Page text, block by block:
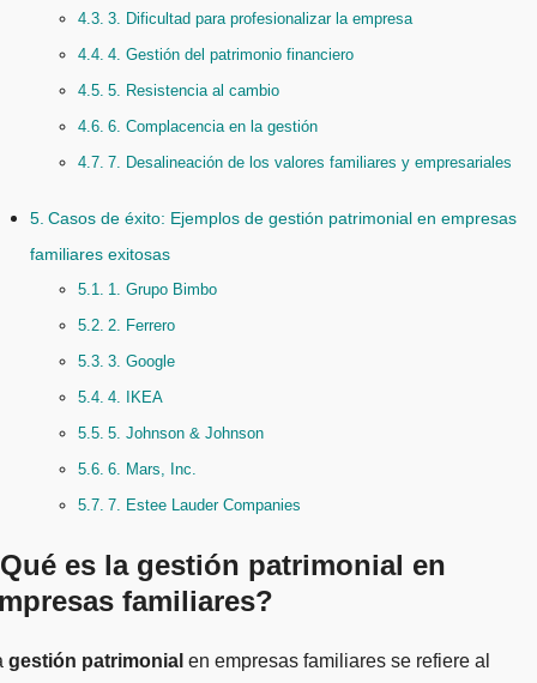
3. Dificultad para profesionalizar la empresa
4. Gestión del patrimonio financiero
5. Resistencia al cambio
6. Complacencia en la gestión
7. Desalineación de los valores familiares y empresariales
Casos de éxito: Ejemplos de gestión patrimonial en empresas
familiares exitosas
1. Grupo Bimbo
2. Ferrero
3. Google
4. IKEA
5. Johnson & Johnson
6. Mars, Inc.
7. Estee Lauder Companies
es la gestión patrimonial en
familiares?
gestión patrimonial en empresas familiares se refiere al